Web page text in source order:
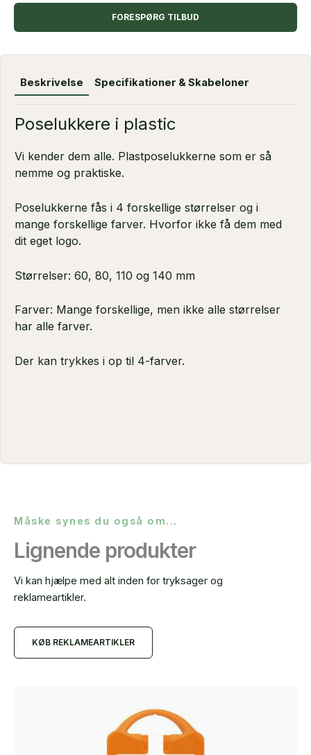
FORESPØRG TILBUD
Beskrivelse Specifikationer & Skabeloner
Poselukkere i plastic
Vi kender dem alle. Plastposelukkerne som er så
nemme og praktiske.
Poselukkerne fås i 4 forskellige størrelser og i
mange forskellige farver. Hvorfor ikke få dem med
dit eget logo.
Størrelser: 60, 80, 110 og 140 mm
Farver: Mange forskellige, men ikke alle størrelser
har alle farver.
Der kan trykkes i op til 4-farver.
Måske synes du også om...
Lignende produkter
Vi kan hjælpe med alt inden for tryksager og
reklameartikler.
KØB REKLAMEARTIKLER